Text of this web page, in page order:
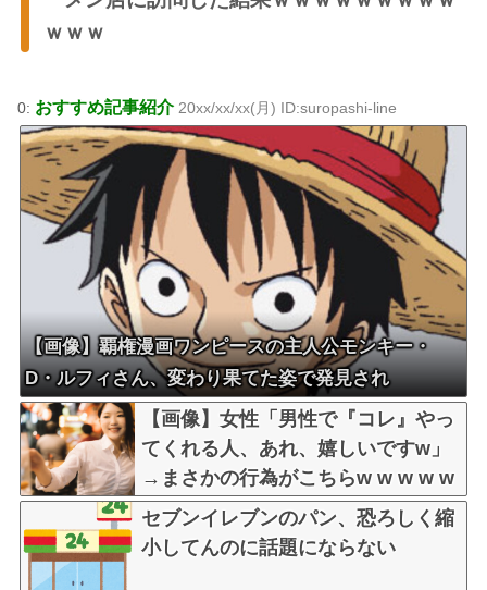
ｗｗｗ
0: おすすめ記事紹介20xx/xx/xx(月) ID:suropashi-line
【画像】覇権漫画ワンピースの主人公モンキー・
D・ルフィさん、変わり果てた姿で発見され
る・・・
【画像】女性「男性で『コレ』やっ
てくれる人、あれ、嬉しいですw」
→まさかの行為がこちらw w w w w
w w w w
セブンイレブンのパン、恐ろしく縮
小してんのに話題にならない